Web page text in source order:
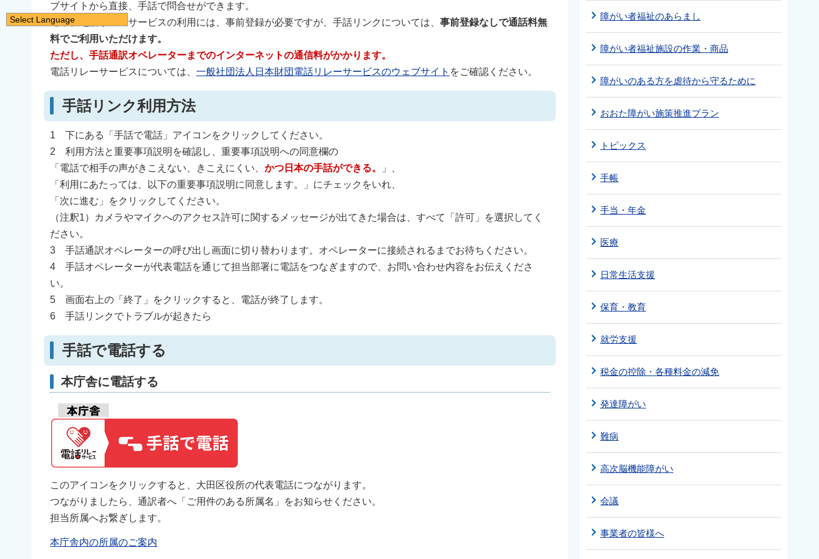
ブサイトから直接、手話で問合せができます。
通常、電話リレーサービスの利用には、事前登録が必要ですが、手話リンクについては、 事前登録なしで通話料無
料でご利用いただけます。
ただし、手話通訳オペレーターまでのインターネットの通信料がかかります。
電話リレーサービスについては、 一般社団法人日本財団電話リレーサービスのウェブサイト をご確認ください。
手話リンク利用方法
1 下にある「手話で電話」アイコンをクリックしてください。
2 利用方法と重要事項説明を確認し、重要事項説明への同意欄の
「電話で相手の声がきこえない、きこえにくい、 かつ日本の手話ができる。
」、
「利用にあたっては、以下の重要事項説明に同意します。」にチェックをいれ、
「次に進む」をクリックしてください。
（注釈1）カメラやマイクへのアクセス許可に関するメッセージが出てきた場合は、すべて「許可」を選択してく
ださい。
3 手話通訳オペレーターの呼び出し画面に切り替わります。オペレーターに接続されるまでお待ちください。
4 手話オペレーターが代表電話を通じて担当部署に電話をつなぎますので、お問い合わせ内容をお伝えくださ
い。
5 画面右上の「終了」をクリックすると、電話が終了します。
6 手話リンクでトラブルが起きたら
手話で電話する
本庁舎に電話する
このアイコンをクリックすると、大田区役所の代表電話につながります。
つながりましたら、通訳者へ「ご用件のある所属名」をお知らせください。
担当所属へお繋ぎします。
本庁舎内の所属のご案内
障がい者福祉のあらまし
障がい者福祉施設の作業・商品
障がいのある方を虐待から守るために
おおた障がい施策推進プラン
トピックス
手帳
手当・年金
医療
日常生活支援
保育・教育
就労支援
税金の控除・各種料金の減免
発達障がい
難病
高次脳機能障がい
会議
事業者の皆様へ
Select Language
繁體中文